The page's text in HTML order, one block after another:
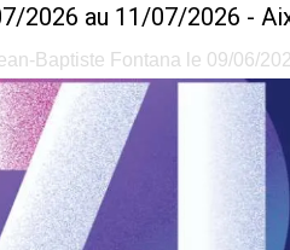
2026 au 11/07/2026 -
Baptiste Fontana le 09/06/